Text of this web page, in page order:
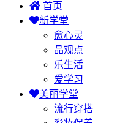
首页
新学堂
愈心灵
品观点
乐生活
爱学习
美丽学堂
流行穿搭